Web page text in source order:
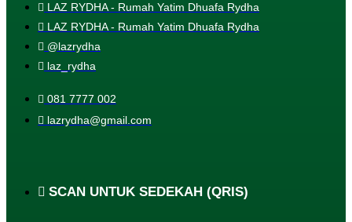
LAZ RYDHA - Rumah Yatim Dhuafa Rydha
LAZ RYDHA - Rumah Yatim Dhuafa Rydha
@lazrydha
laz_rydha
081 7777 002
lazrydha@gmail.com
SCAN UNTUK SEDEKAH (QRIS)